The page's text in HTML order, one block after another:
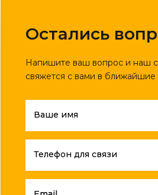
Остались
Напишите ваш вопрос и наш
свяжется с вами в ближайшие
Ваше имя
Телефон для связи